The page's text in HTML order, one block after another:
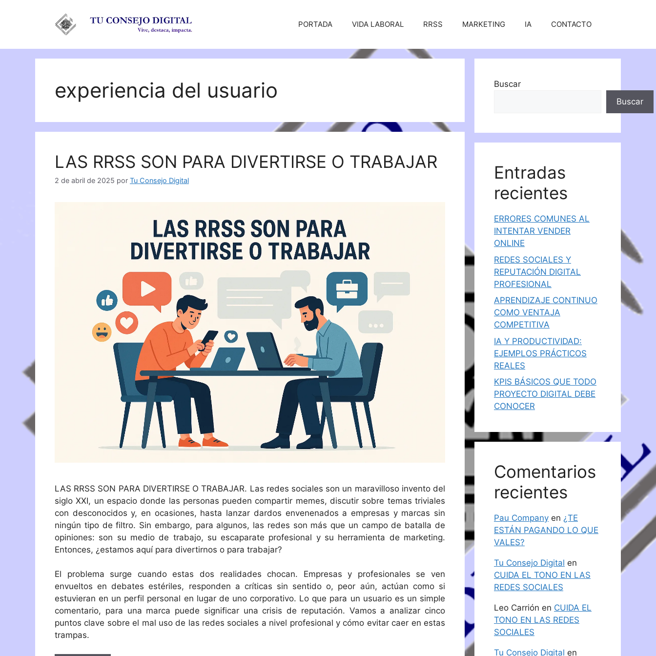
PORTADA VIDA LABORAL RRSS MARKETING IA CONTACTO
experiencia del usuario
LAS RRSS SON PARA DIVERTIRSE O TRABAJAR
2 de abril de 2025 por Tu Consejo Digital
LAS RRSS SON PARA DIVERTIRSE O TRABAJAR. Las redes sociales son un maravilloso invento del
siglo XXI, un espacio donde las personas pueden compartir memes, discutir sobre temas triviales
con desconocidos y, en ocasiones, hasta lanzar dardos envenenados a empresas y marcas sin
ningún tipo de filtro. Sin embargo, para algunos, las redes son más que un campo de batalla de
opiniones: son su medio de trabajo, su escaparate profesional y su herramienta de marketing.
Entonces, ¿estamos aquí para divertirnos o para trabajar?
El problema surge cuando estas dos realidades chocan. Empresas y profesionales se ven
envueltos en debates estériles, responden a críticas sin sentido o, peor aún, actúan como si
estuvieran en un perfil personal en lugar de uno corporativo. Lo que para un usuario es un simple
comentario, para una marca puede significar una crisis de reputación. Vamos a analizar cinco
puntos clave sobre el mal uso de las redes sociales a nivel profesional y cómo evitar caer en estas
trampas.
Buscar
Buscar
Entradas
recientes
ERRORES COMUNES AL
INTENTAR VENDER
ONLINE
REDES SOCIALES Y
REPUTACIÓN DIGITAL
PROFESIONAL
APRENDIZAJE CONTINUO
COMO VENTAJA
COMPETITIVA
IA Y PRODUCTIVIDAD:
EJEMPLOS PRÁCTICOS
REALES
KPIS BÁSICOS QUE TODO
PROYECTO DIGITAL DEBE
CONOCER
Comentarios
recientes
Pau Company en ¿TE
ESTÁN PAGANDO LO QUE
VALES?
Tu Consejo Digital en
CUIDA EL TONO EN LAS
REDES SOCIALES
Leo Carrión en CUIDA EL
TONO EN LAS REDES
SOCIALES
Tu Consejo Digital en